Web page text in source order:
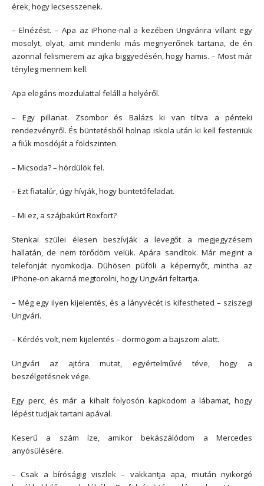
érek, hogy lecsesszenek.
– Elnézést. – Apa az iPhone-nal a kezében Ungvárira villant egy
mosolyt, olyat, amit mindenki más megnyerőnek tartana, de én
azonnal felismerem az ajka biggyedésén, hogy hamis. – Most már
tényleg mennem kell.
Apa elegáns mozdulattal feláll a helyéről.
– Egy pillanat. Zsombor és Balázs ki van tiltva a pénteki
rendezvényről. És büntetésből holnap iskola után ki kell festeniük
a fiúk mosdóját a földszinten.
– Micsoda? – hördülök fel.
– Ezt fiatalúr, úgy hívják, hogy büntetőfeladat.
– Mi ez, a szájbakúrt Roxfort?
Stenkai szülei élesen beszívják a levegőt a megjegyzésem
hallatán, de nem törődöm velük. Apára sandítok. Már megint a
telefonját nyomkodja. Dühösen püföli a képernyőt, mintha az
iPhone-on akarná megtorolni, hogy Ungvári feltartja.
– Még egy ilyen kijelentés, és a lányvécét is kifestheted – sziszegi
Ungvári.
– Kérdés volt, nem kijelentés – dörmögöm a bajszom alatt.
Ungvári az ajtóra mutat, egyértelművé téve, hogy a
beszélgetésnek vége.
Egy perc, és már a kihalt folyosón kapkodom a lábamat, hogy
lépést tudjak tartani apával.
Keserű a szám íze, amikor bekászálódom a Mercedes
anyósülésére.
– Csak a bíróságig viszlek – vakkantja apa, miután nyikorgó